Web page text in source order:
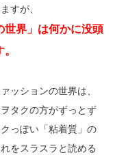
すが、
世界」は何かに没頭
ッションの世界は、
タクの方がずっとず
っぽい「粘着質」の
をスラスラと読める